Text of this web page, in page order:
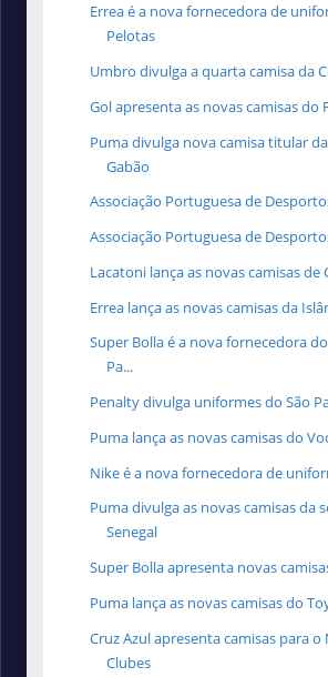
Errea é a nova fornecedora de
Pelotas
Umbro divulga a quarta camisa da
Gol apresenta as novas camisas do
Puma divulga nova camisa titular
Gabão
Associação Portuguesa de
Associação Portuguesa de
Lacatoni lança as novas camisas de
Errea lança as novas camisas da
Super Bolla é a nova fornecedora
Pa...
Penalty divulga uniformes do São
Puma lança as novas camisas do
Nike é a nova fornecedora de
Puma divulga as novas camisas da
Senegal
Super Bolla apresenta novas
Puma lança as novas camisas do
Cruz Azul apresenta camisas para
Clubes